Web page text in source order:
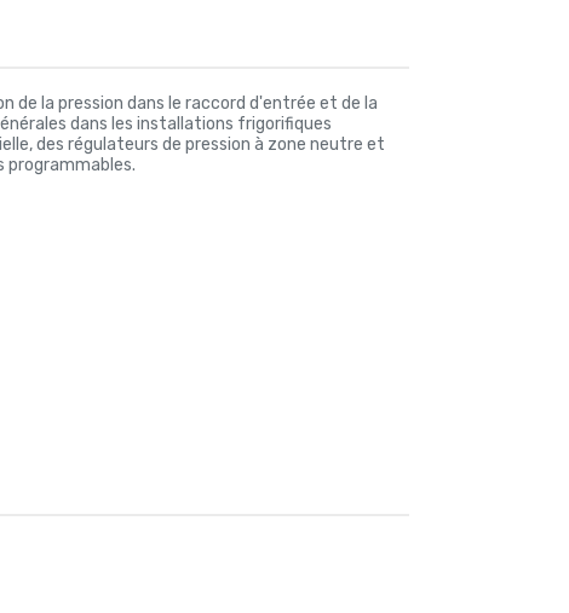
la pression dans le raccord d'entrée et de la
dans les installations frigorifiques
des régulateurs de pression à zone neutre et
programmables.